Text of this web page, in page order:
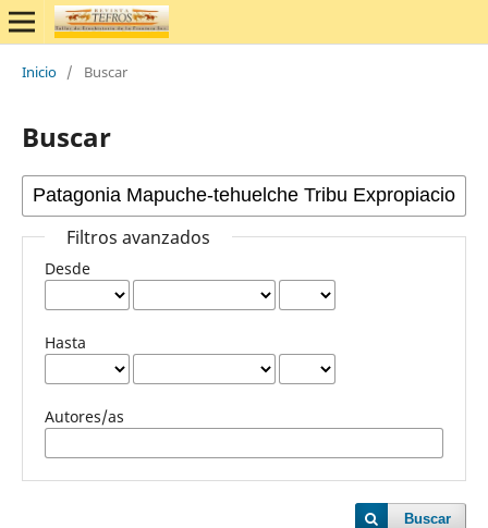
Inicio / Buscar
Buscar
Filtros avanzados
Desde
Hasta
Autores/as
Buscar